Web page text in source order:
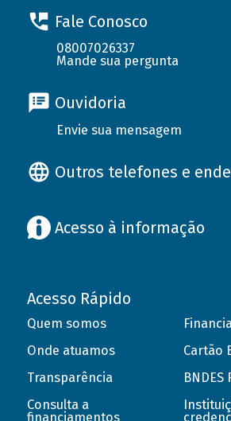
Fale Conosco
08007026337
Mande sua pergunta
Ouvidoria
Envie sua mensagem
Outros telefones e
Acesso à informação
Acesso Rápido
Quem somos
Onde atuamos
Transparência
Consulta a
financiamentos
Cartão
BNDES